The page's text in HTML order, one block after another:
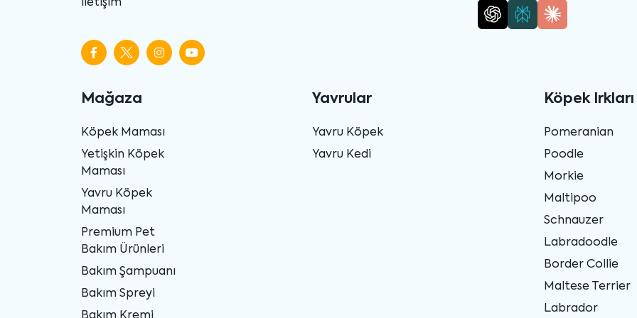
İletişim
Mağaza
Köpek Maması
Yetişkin Köpek
Maması
Yavru Köpek
Maması
Premium Pet
Bakım Ürünleri
Bakım Şampuanı
Bakım Spreyi
Yavrular
Yavru Köpek
Yavru Kedi
Köpek Irkları
Pomeranian
Poodle
Morkie
Maltipoo
Schnauzer
Labradoodle
Border Collie
Maltese Terrier
Labrador